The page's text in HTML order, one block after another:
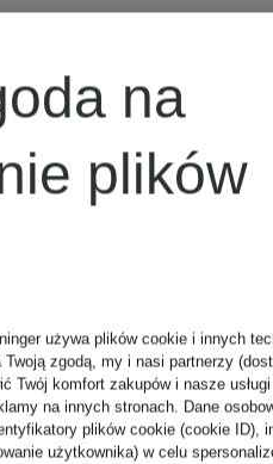
na
plików
używa plików cookie i innych
zgodą, my i nasi partnerzy
Twój komfort zakupów i nasze
na innych stronach. Dane
plików cookie (cookie ID),
użytkownika) w celu